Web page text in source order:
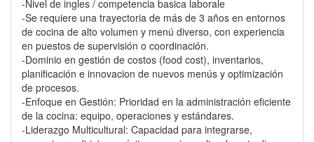
-Nivel de ingles / competencia basica laborale
-Se requiere una trayectoria de más de 3 años en entornos
de cocina de alto volumen y menú diverso, con experiencia
en puestos de supervisión o coordinación.
-Dominio en gestión de costos (food cost), inventarios,
planificación e innovacion de nuevos menús y optimización
de procesos.
-Enfoque en Gestión: Prioridad en la administración eficiente
de la cocina: equipo, operaciones y estándares.
-Liderazgo Multicultural: Capacidad para integrarse,